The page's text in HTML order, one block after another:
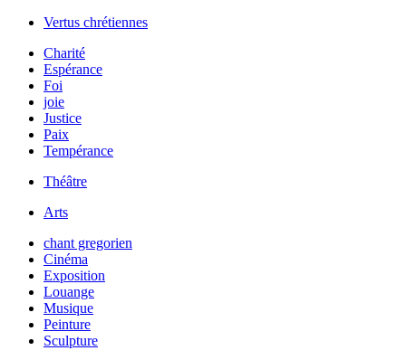
Vertus chrétiennes
Charité
Espérance
Foi
joie
Justice
Paix
Tempérance
Théâtre
Arts
chant gregorien
Cinéma
Exposition
Louange
Musique
Peinture
Sculpture